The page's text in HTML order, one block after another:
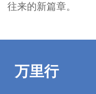
往来的新篇章。
万里行